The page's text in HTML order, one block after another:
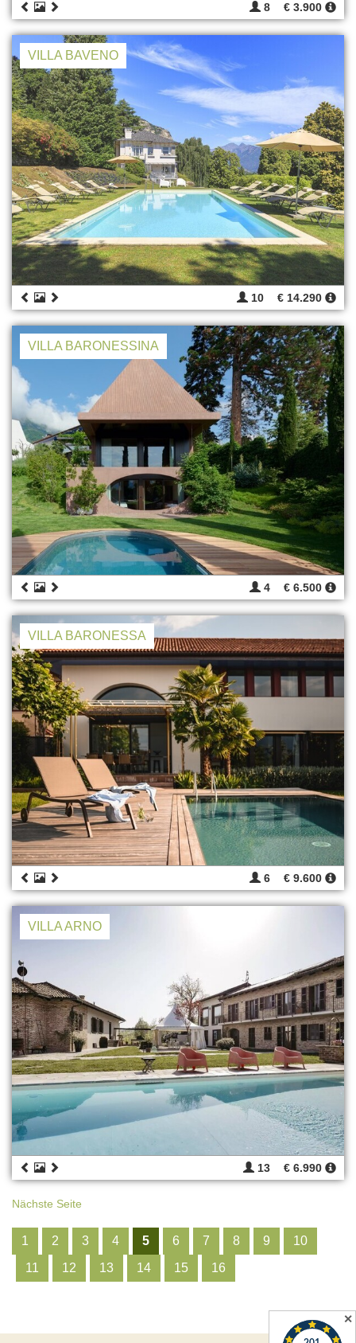
8 € 3.900
VILLA BAVENO
10 € 14.290
VILLA BARONESSINA
4 € 6.500
VILLA BARONESSA
6 € 9.600
VILLA ARNO
13 € 6.990
Nächste Seite
1 2 3 4 5 6 7 8 9
10
11
12 13 14 15 16
✕